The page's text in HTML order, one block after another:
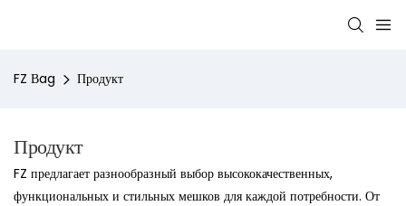
FZ Bag Продукт
Продукт
FZ предлагает разнообразный выбор высококачественных,
функциональных и стильных мешков для каждой потребности. От